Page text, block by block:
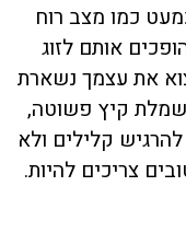
כמו מצב רוח
אותם לזוג
את עצמך נשארת
שמלת קיץ פשוטה,
קלילים ולא
צריכים להיות.